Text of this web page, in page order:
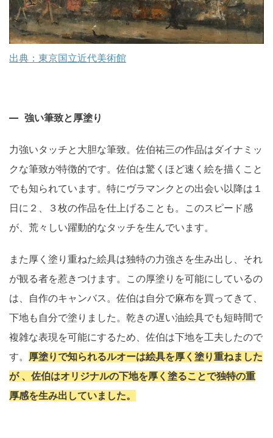
出典：東京国立近代美術館
強い筆致と厚塗り
力強いタッチと大胆な筆致。佐伯祐三の作品はダイナミッ
クな筆致が特徴的です。佐伯は驚くほど速く絵を描くこと
でも知られています。特にヴラマンクとの出会い以降は１
日に２、３枚の作品を仕上げることも。このスピード感
が、荒々しい躍動的なタッチを生んでいます。
また厚く塗り重ねた絵具は独特の力強さを生み出し、それ
が観る者を惹きつけます。この厚塗りを可能にしているの
は、自作のキャンバス。佐伯は自分で麻布を買ってきて、
下地も自分で塗りました。乾きの遅い油絵具でも短時間で
複雑な表現を可能にするため、佐伯は下地を工夫したので
す。 厚塗りで知られるルオーは絵具を厚く塗り重ねました
が 、佐伯はオリジナルの下地を厚く塗ることで独特の重
厚感を生み出していました。